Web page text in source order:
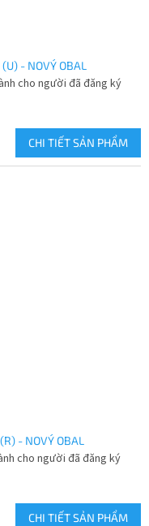
- NOVÝ OBAL
cho người đã đăng ký
CHI TIẾT SẢN PHẨM
- NOVÝ OBAL
cho người đã đăng ký
CHI TIẾT SẢN PHẨM